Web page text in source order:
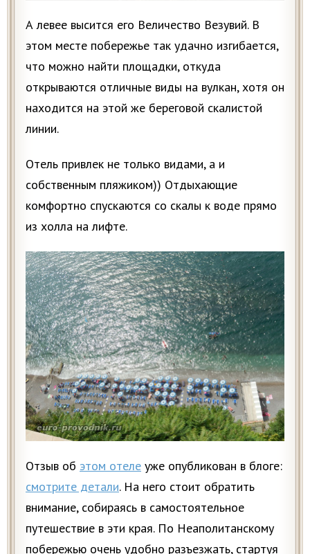
А левее высится его Величество Везувий. В
этом месте побережье так удачно изгибается,
что можно найти площадки, откуда
открываются отличные виды на вулкан, хотя он
находится на этой же береговой скалистой
линии.
Отель привлек не только видами, а и
собственным пляжиком)) Отдыхающие
комфортно спускаются со скалы к воде прямо
из холла на лифте.
Отзыв об этом отеле уже опубликован в блоге:
смотрите детали. На него стоит обратить
внимание, собираясь в самостоятельное
путешествие в эти края. По Неаполитанскому
побережью очень удобно разъезжать, стартуя